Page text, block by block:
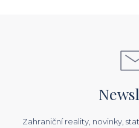
Zahraniční reality, novinky,